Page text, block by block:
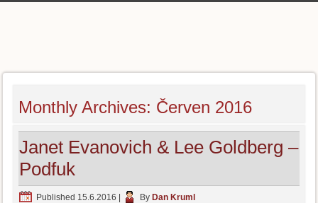
Monthly Archives: Červen 2016
Janet Evanovich & Lee Goldberg –
Podfuk
Published 15.6.2016 By Dan Kruml